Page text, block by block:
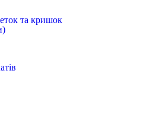
та кришок